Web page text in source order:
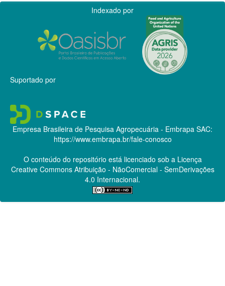
Indexado por
Suportado por
Empresa Brasileira de Pesquisa Agropecuária - Embrapa SAC:
https://www.embrapa.br/fale-conosco
O conteúdo do repositório está licenciado sob a Licença
Creative CommonsAtribuição - NãoComercial - SemDerivações
4.0 Internacional.